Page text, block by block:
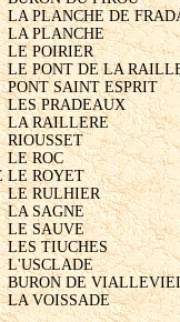
LA PLANCHE DE
LA PLANCHE
LE POIRIER
LE PONT DE LA
PONT SAINT ESPRIT
LES PRADEAUX
LA RAILLERE
RIOUSSET
LE ROC
LE ROYET
LE RULHIER
LA SAGNE
LE SAUVE
LES TIUCHES
L'USCLADE
BURON DE
LA VOISSADE